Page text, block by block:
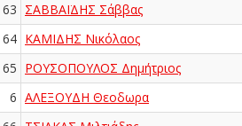
63 ΣΑΒΒΑΪΔΗΣ Σάββας
64 ΚΑΜΙΔΗΣ Νικόλαος
65 ΡΟΥΣΟΠΟΥΛΟΣ Δημήτριος
6 ΑΛΕΞΟΥΔΗ Θεoδωρα